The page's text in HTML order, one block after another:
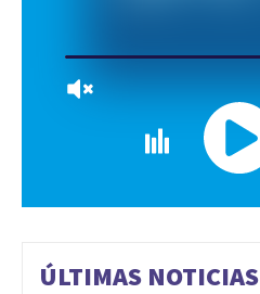
ÚLTIMAS NOTICIAS